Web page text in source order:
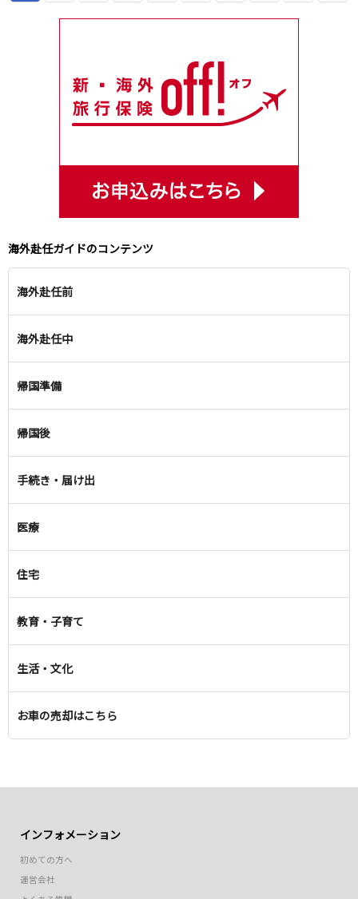
海外赴任ガイドのコンテンツ
海外赴任前
海外赴任中
帰国準備
帰国後
手続き・届け出
医療
住宅
教育・子育て
生活・文化
お車の売却はこちら
インフォメーション
初めての方へ
運営会社